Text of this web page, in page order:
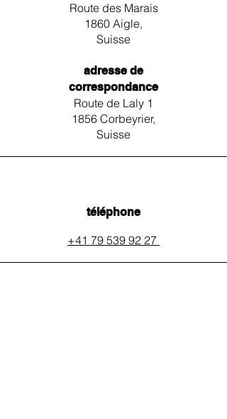
Route des Marais
1860 Aigle,
Suisse
adresse de
correspondance
Route de Laly 1
1856 Corbeyrier,
Suisse
téléphone
+41 79 539 92 27